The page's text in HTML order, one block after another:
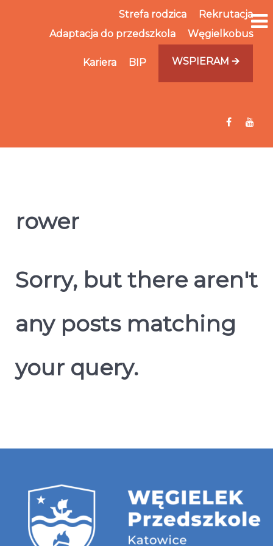
Strefa rodzica
Rekrutacja
Adaptacja do przedszkola
Węgielkobus
Kariera BIP WSPIERAM 🡪
rower
Sorry, but there aren't
any posts matching
your query.